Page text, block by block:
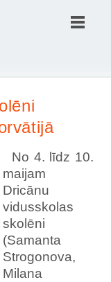
No 4. līdz 10.
maijam
Dricānu
vidusskolas
skolēni
(Samanta
Strogonova,
Milana